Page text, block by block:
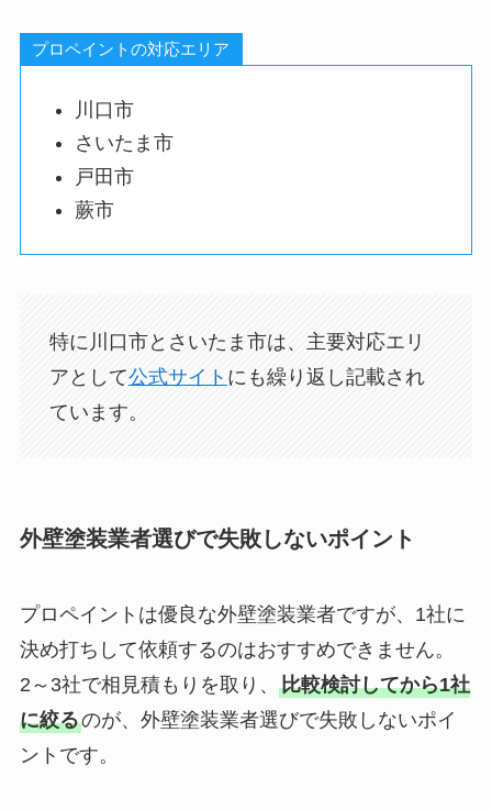
プロペイントの対応エリア
川口市
さいたま市
戸田市
蕨市
特に川口市とさいたま市は、主要対応エリ
アとして公式サイト にも繰り返し記載され
ています。
外壁塗装業者選びで失敗しないポイント
プロペイントは優良な外壁塗装業者ですが、1社に
決め打ちして依頼するのはおすすめできません。
2～3社で相見積もりを取り、 比較検討してから1社
に絞るのが、外壁塗装業者選びで失敗しないポイ
ントです。